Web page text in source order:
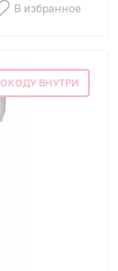
В избранное
ВНУТРИ